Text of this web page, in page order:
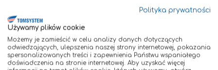
użytkowników — od zaawansowanych przyłbic
spawalniczych, przez rozwiązania do ochrony dróg
oddechowych, po aktywne okulary ochronne — oferując
Firma Tomsystem jest oficjalnym, Autoryzowanym
Dystrybutorem marki Optrel w Polsce. Kupując produkty
Polityka prywatności
Używamy plików cookie
Możemy je zamieścić w celu analizy danych dotyczących
odwiedzających, ulepszenia naszej strony internetowej, pokazania
spersonalizowanych treści i zapewnienia Państwu wspaniałego
doświadczenia na stronie internetowej. Aby uzyskać więcej